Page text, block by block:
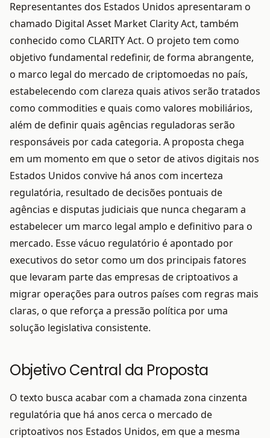
Representantes dos Estados Unidos apresentaram o
chamado Digital Asset Market Clarity Act, também
conhecido como CLARITY Act. O projeto tem como
objetivo fundamental redefinir, de forma abrangente,
o marco legal do mercado de criptomoedas no país,
estabelecendo com clareza quais ativos serão tratados
como commodities e quais como valores mobiliários,
além de definir quais agências reguladoras serão
responsáveis por cada categoria. A proposta chega
em um momento em que o setor de ativos digitais nos
Estados Unidos convive há anos com incerteza
regulatória, resultado de decisões pontuais de
agências e disputas judiciais que nunca chegaram a
estabelecer um marco legal amplo e definitivo para o
mercado. Esse vácuo regulatório é apontado por
executivos do setor como um dos principais fatores
que levaram parte das empresas de criptoativos a
migrar operações para outros países com regras mais
claras, o que reforça a pressão política por uma
solução legislativa consistente.
Objetivo Central da Proposta
O texto busca acabar com a chamada zona cinzenta
regulatória que há anos cerca o mercado de
criptoativos nos Estados Unidos, em que a mesma